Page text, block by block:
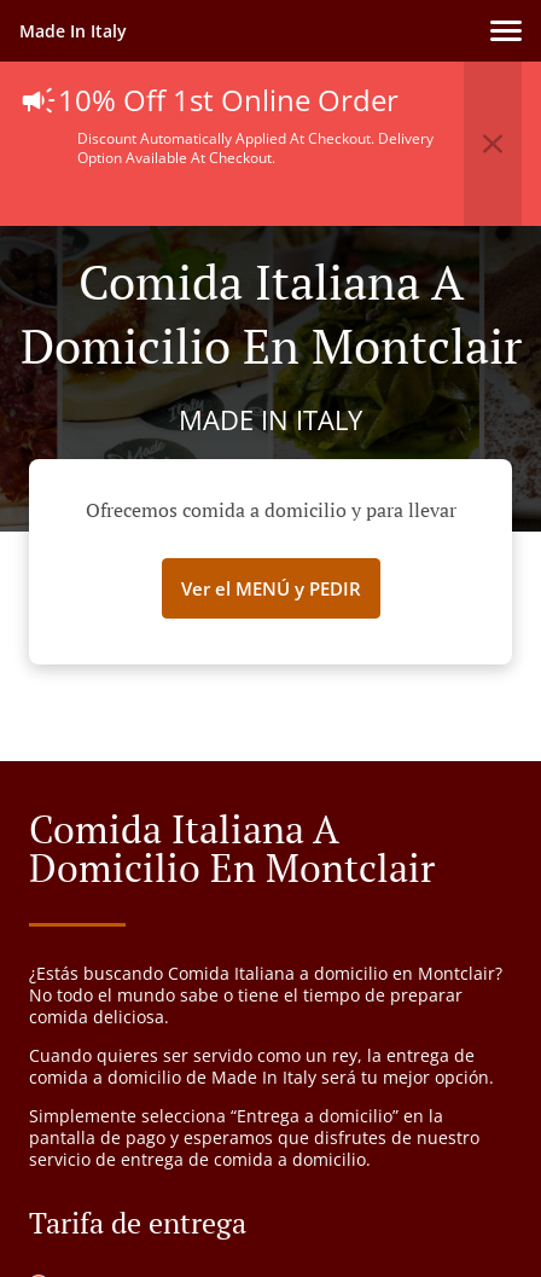
Made In Italy
10% Off 1st Online Order
Discount Automatically Applied At Checkout. Delivery
Option Available At Checkout.
Comida Italiana A
Domicilio En Montclair
MADE IN ITALY
Ofrecemos comida a domicilio y para llevar
Ver el MENÚ y PEDIR
Comida Italiana A
Domicilio En Montclair
¿Estás buscando Comida Italiana a domicilio en Montclair?
No todo el mundo sabe o tiene el tiempo de preparar
comida deliciosa.
Cuando quieres ser servido como un rey, la entrega de
comida a domicilio de Made In Italy será tu mejor opción.
Simplemente selecciona “Entrega a domicilio” en la
pantalla de pago y esperamos que disfrutes de nuestro
servicio de entrega de comida a domicilio.
Tarifa de entrega